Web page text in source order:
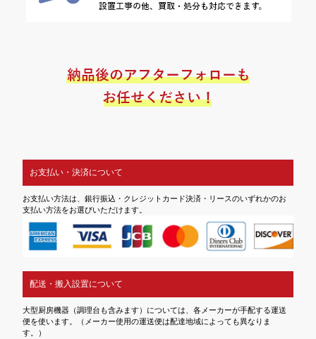
お支払い・決済について
お支払い方法は、銀行振込・クレジットカード決済・リースのいずれかのお
支払い方法をお選びいただけます。
配送・搬入設置について
大型厨房機器（調理台も含みます）については、各メーカーが手配する運送
便を使います。（メーカー使用の運送便は配達地域によっても異なりま
す。）